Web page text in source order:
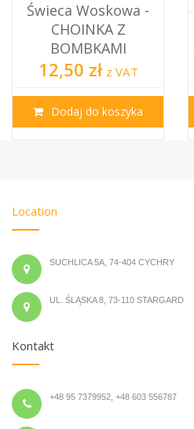
Świeca Woskowa -
CHOINKA Z
BOMBKAMI
12,50 zł z VAT
Dodaj do koszyka
Location
SUCHLICA 5A, 74-404 CYCHRY
UL. ŚLĄSKA 8, 73-110 STARGARD
Kontakt
+48 95 7379952, +48 603 556787